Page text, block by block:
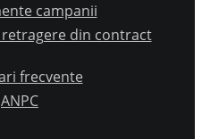
campanii
din contract
frecvente
ANPC